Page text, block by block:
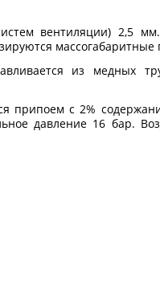
вентиляции) 2,5
массогабаритные
из медных
припоем с 2%
давление 16 бар.